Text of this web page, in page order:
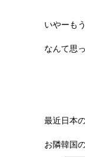
いやーも
なんて思
最近日本
お隣韓国